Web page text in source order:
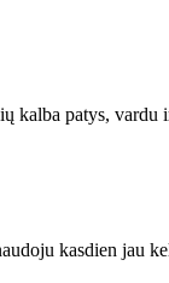
patys,
kasdien jau